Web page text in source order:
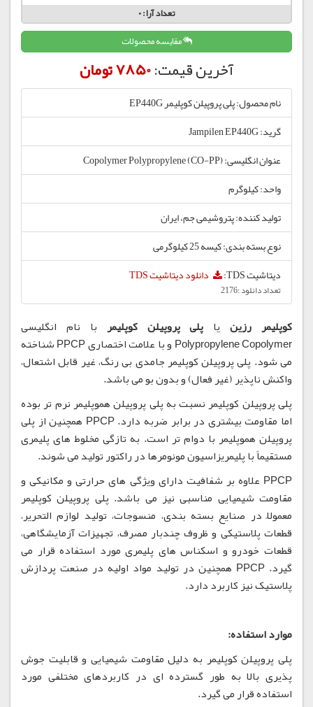
تعداد آرا:0
مقایسه محصولات
آخرین قیمت:7850 تومان
نام محصول: پلی پروپیلن کوپلیمر EP440G
گرید: Jampilen EP440G
عنوان انگلیسی: Copolymer Polypropylene (CO-PP)
واحد: کیلوگرم
تولید کننده: پتروشیمی جم، ایران
نوع بسته بندی: کیسه 25 کیلوگرمی
دیتاشیت TDS:
دانلود دیتاشیت TDS
تعداد دانلود :2176
کوپلیمر رزینیا پلی پروپیلن کوپلیمر با نام انگلیسی
Polypropylene Copolymer و با علامت اختصاری PPCP شناخته
می شود. پلی پروپیلن کوپلیمر جامدی بی رنگ، غیر قابل اشتعال،
واکنش ناپذیر (غیر فعال) و بدون بو می باشد.
پلی پروپیلن کوپلیمر نسبت به پلی پروپیلن هموپلیمر نرم تر بوده
اما مقاومت بیشتری در برابر ضربه دارد. PPCP همچنین از پلی
پروپیلن هموپلیمر با دوام تر است. به تازگی مخلوط های پلیمری
مستقیماً با پلیمریزاسیون مونومرها در راکتور تولید می شوند.
PPCP علاوه بر شفافیت دارای ویژگی های حرارتی و مکانیکی و
مقاومت شیمیایی مناسبی نیز می باشد. پلی پروپیلن کوپلیمر
معمولاً در صنایع بسته بندی، منسوجات، تولید لوازم التحریر،
قطعات پلاستیکی و ظروف چندبار مصرف، تجهیزات آزمایشگاهی،
قطعات خودرو و اسکناس های پلیمری مورد استفاده قرار می
گیرد. PPCP همچنین در تولید مواد اولیه در صنعت پردازش
پلاستیک نیز کاربرد دارد.
موارد استفاده:
پلی پروپیلن کوپلیمر به دلیل مقاومت شیمیایی و قابلیت جوش
پذیری بالا به طور گسترده ای در کاربردهای مختلفی مورد
استفاده قرار می گیرد.